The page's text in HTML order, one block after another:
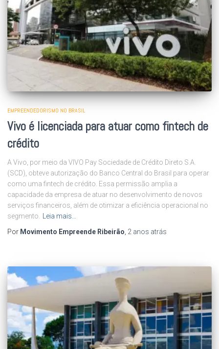
EMPREENDEDORISMO NO BRASIL
Vivo é licenciada para atuar como fintech de
crédito
A Vivo, por meio da VIVO Pay Sociedade de Crédito Direto S.A.
(SCD), obteve autorização do Banco Central do Brasil para operar
como uma fintech de crédito. Essa permissão amplia a
capacidade da empresa de atuar no desenvolvimento de novos
serviços financeiros, além de otimizar a eficiência operacional no
segmento.
Leia mais…
Por Movimento Empreende Ribeirão 2 anos atrás